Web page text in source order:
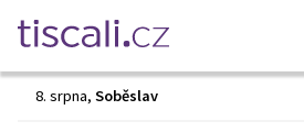
8. srpna, Soběslav